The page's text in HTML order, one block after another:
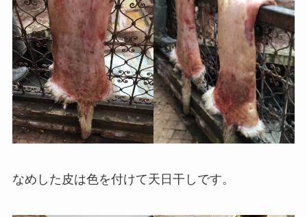
なめした皮は色を付けて天日干しです。